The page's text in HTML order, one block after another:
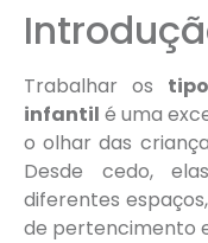
Trabalhar os
infantil é uma
o olhar das
Desde cedo,
diferentes
de pertencimento